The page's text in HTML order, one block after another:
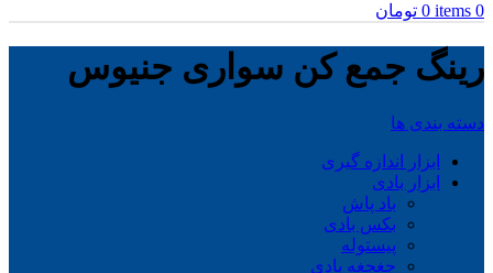
0
items
0 تومان
رینگ جمع کن سواری جنیوس
دسته بندی ها
ابزار اندازه گیری
ابزار بادی
باد پاش
بکس بادی
پیستوله
جغجغه بادی